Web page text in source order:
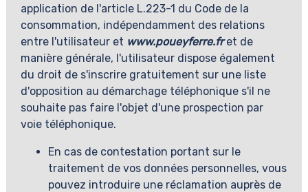
application de l'article L.223-1 du Code de la
consommation, indépendamment des relations
entre l'utilisateur et www.poueyferre.fret de
manière générale, l'utilisateur dispose également
du droit de s'inscrire gratuitement sur une liste
d'opposition au démarchage téléphonique s'il ne
souhaite pas faire l'objet d'une prospection par
voie téléphonique.
En cas de contestation portant sur le
traitement de vos données personnelles, vous
pouvez introduire une réclamation auprès de